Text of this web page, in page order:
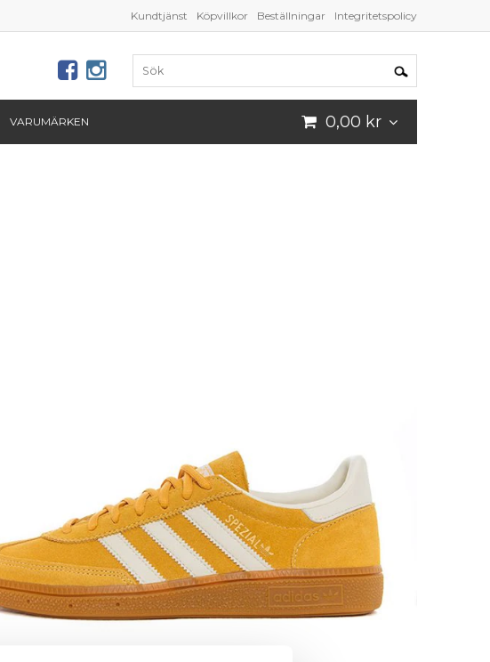
Kundtjänst Köpvillkor Beställningar Integritetspolicy
VARUMÄRKEN 0,00 kr